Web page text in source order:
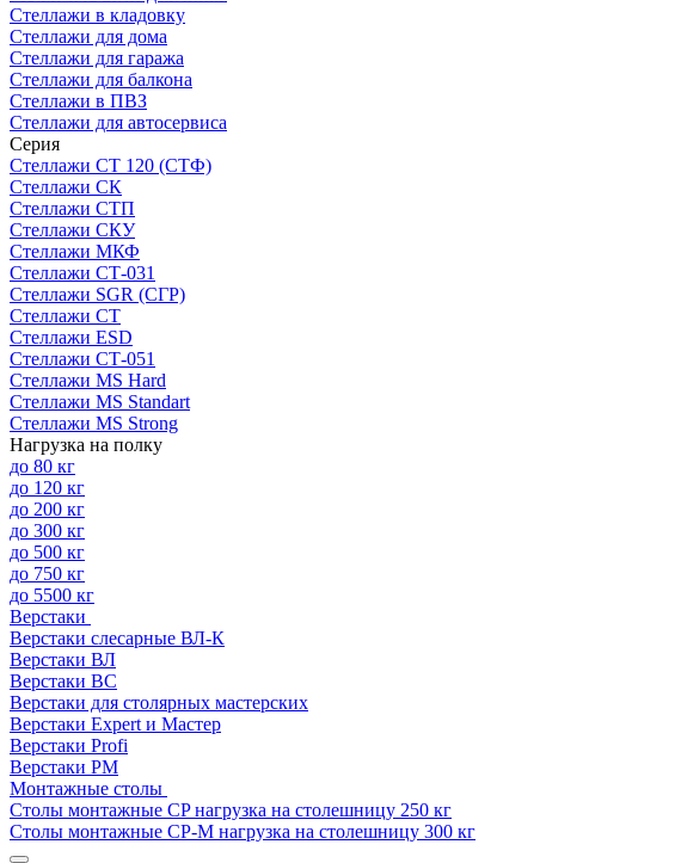
Стеллажи в кладовку
Стеллажи для дома
Стеллажи для гаража
Стеллажи для балкона
Стеллажи в ПВЗ
Стеллажи для автосервиса
Серия
Стеллажи СТ 120 (СТФ)
Стеллажи СК
Стеллажи СТП
Стеллажи СКУ
Стеллажи МКФ
Стеллажи СТ-031
Стеллажи SGR (СГР)
Стеллажи СТ
Стеллажи ESD
Стеллажи СТ-051
Стеллажи MS Hard
Стеллажи MS Standart
Стеллажи MS Strong
Нагрузка на полку
до 80 кг
до 120 кг
до 200 кг
до 300 кг
до 500 кг
до 750 кг
до 5500 кг
Верстаки
Верстаки слесарные ВЛ-К
Верстаки ВЛ
Верстаки ВС
Верстаки для столярных мастерских
Верстаки Expert и Мастер
Верстаки Profi
Верстаки РМ
Монтажные столы
Столы монтажные СP нагрузка на столешницу 250 кг
Столы монтажные СР-М нагрузка на столешницу 300 кг